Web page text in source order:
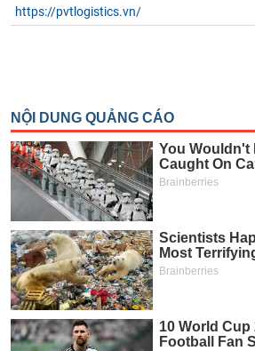
https://pvtlogistics.vn/